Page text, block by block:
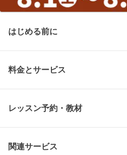
はじめる前に
料金とサービス
レッスン予約・教材
関連サービス